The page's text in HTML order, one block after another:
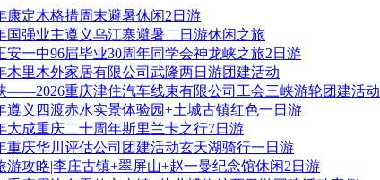
康定木格措周末避暑休闲2日游
国强业主遵义乌江寨避暑二日游休闲之旅
安一中96届毕业30周年同学会神龙峡之旅2日游
木里木外家居有限公司武隆两日游团建活动
——2026重庆津住汽车线束有限公司工会三峡游轮团建活动
遵义四渡赤水实景体验园+土城古镇红色一日游
大成重庆二十周年斯里兰卡之行7日游
重庆华川评估公司团建活动玄天湖骑行一日游
游攻略|李庄古镇+翠屏山+赵一曼纪念馆休闲2日游